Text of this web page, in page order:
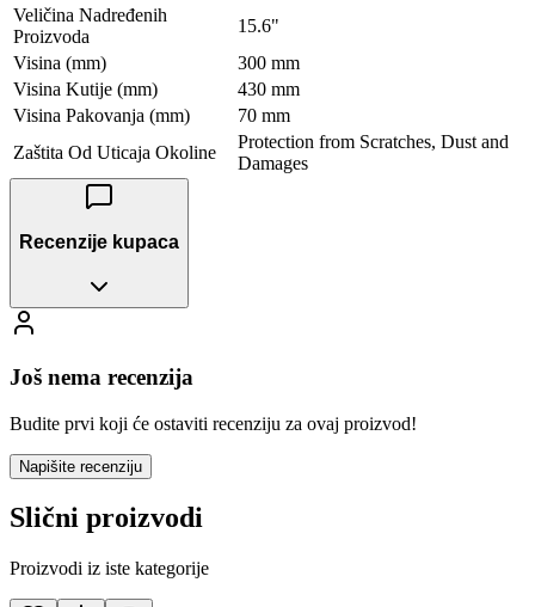
Veličina Nadređenih
Proizvoda
15.6"
Visina (mm)
300 mm
Visina Kutije (mm)
430 mm
Visina Pakovanja (mm)
70 mm
Zaštita Od Uticaja Okoline
Protection from Scratches, Dust and
Damages
Recenzije kupaca
Još nema recenzija
Budite prvi koji će ostaviti recenziju za ovaj proizvod!
Napišite recenziju
Slični proizvodi
Proizvodi iz iste kategorije